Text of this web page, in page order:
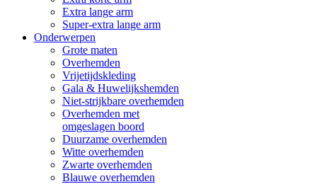
Extra lange arm
Super-extra lange arm
Onderwerpen
Grote maten
Overhemden
Vrijetijdskleding
Gala & Huwelijkshemden
Niet-strijkbare overhemden
Overhemden met
omgeslagen boord
Duurzame overhemden
Witte overhemden
Zwarte overhemden
Blauwe overhemden